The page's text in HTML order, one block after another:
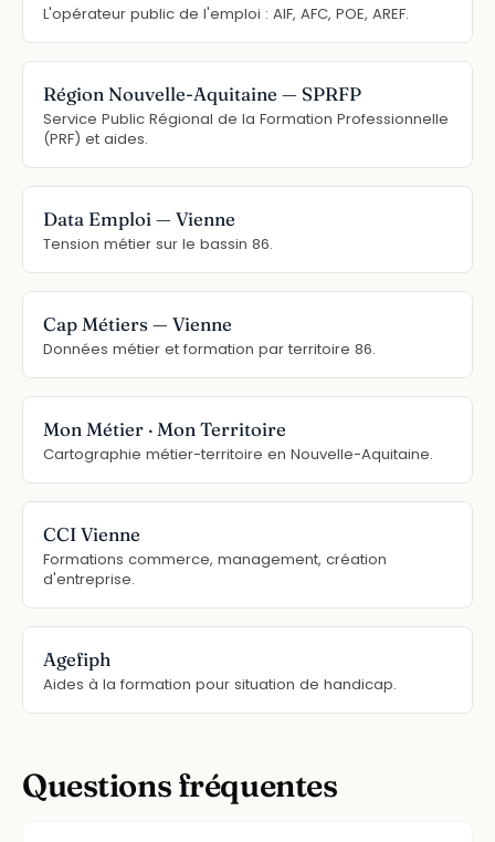
L'opérateur public de l'emploi : AIF, AFC, POE, AREF.
Région Nouvelle-Aquitaine — SPRFP
Service Public Régional de la Formation Professionnelle
(PRF) et aides.
Data Emploi — Vienne
Tension métier sur le bassin 86.
Cap Métiers — Vienne
Données métier et formation par territoire 86.
Mon Métier · Mon Territoire
Cartographie métier-territoire en Nouvelle-Aquitaine.
CCI Vienne
Formations commerce, management, création
d'entreprise.
Agefiph
Aides à la formation pour situation de handicap.
Questions fréquentes